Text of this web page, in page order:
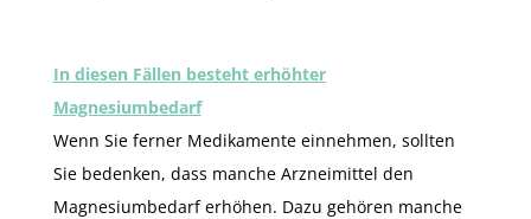
In diesen Fällen besteht erhöhter
Magnesiumbedarf
Wenn Sie ferner Medikamente einnehmen, sollten
Sie bedenken, dass manche Arzneimittel den
Magnesiumbedarf erhöhen. Dazu gehören manche